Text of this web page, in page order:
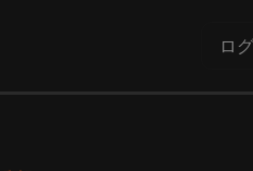
ロ